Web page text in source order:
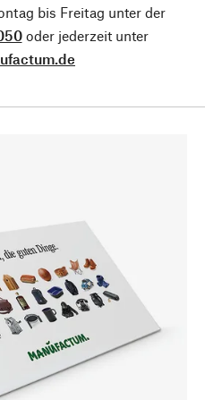
bis Freitag unter der
oder jederzeit unter